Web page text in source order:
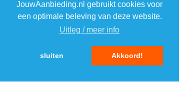
JouwAanbieding.nl gebruikt cookies voor
een optimale beleving van deze website.
Uitleg / meer info
sluiten Akkoord!
5